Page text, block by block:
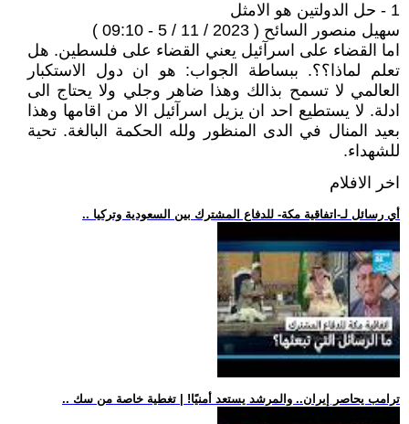
1 - حل الدولتين هو الامثل
سهيل منصور السائح ( 2023 / 11 / 5 - 09:10 )
اما القضاء على اسرآئيل يعني القضاء على فلسطين. هل
تعلم لماذا؟؟. ببساطة الجواب: هو ان دول الاستكبار
العالمي لا تسمح بذالك وهذا ضاهر وجلي ولا يحتاج الى
ادلة. لا يستطيع احد ان يزيل اسرآئيل الا من اقامها وهذا
بعيد المنال في الدى المنظور ولله الحكمة البالغة. تحية
للشهداء.
اخر الافلام
.. أي رسائل لـ-اتفاقية مكة- للدفاع المشترك بين السعودية وتركيا
.. ترامب يحاصر إيران.. والمرشد يستعد أمنيًا! | تغطية خاصة من سك